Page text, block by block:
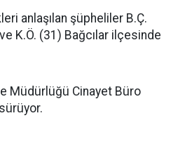
anlaşılan şüpheliler B.Ç.
K.Ö. (31) Bağcılar ilçesinde
Müdürlüğü Cinayet Büro